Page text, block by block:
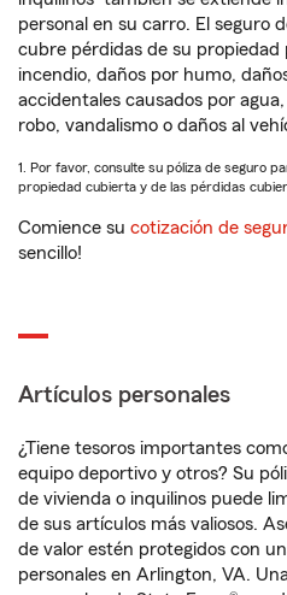
personal en su carro. El seguro
cubre pérdidas de su propiedad
incendio, daños por humo,
accidentales causados por
robo, vandalismo o daños al
1. Por favor, consulte su póliza de seguro
propiedad cubierta y de las pérdidas
Comience su cotización de
sencillo!
Artículos personales
¿Tiene tesoros importantes
equipo deportivo y otros? Su
de vivienda o inquilinos puede
de sus artículos más valiosos.
de valor estén protegidos con
personales en Arlington, VA.